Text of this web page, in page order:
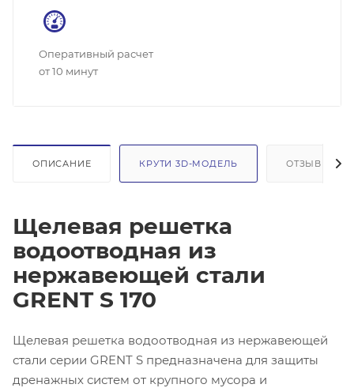
Оперативный расчет
от 10 минут
ОПИСАНИЕ КРУТИ 3D-МОДЕЛЬ ОТЗЫВЫ
Щелевая решетка
водоотводная из
нержавеющей стали
GRENT S 170
Щелевая решетка водоотводная из нержавеющей
стали серии GRENT S предназначена для защиты
дренажных систем от крупного мусора и